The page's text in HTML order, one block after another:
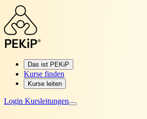
Das ist PEKiP
Kurse finden
Kurse leiten
Login Kursleitungen